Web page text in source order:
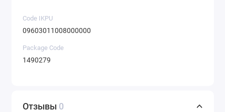
Code IKPU
09603011008000000
Package Code
1490279
Отзывы 0